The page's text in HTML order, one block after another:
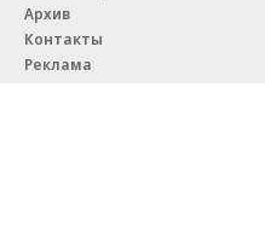
Архив
Контакты
Реклама